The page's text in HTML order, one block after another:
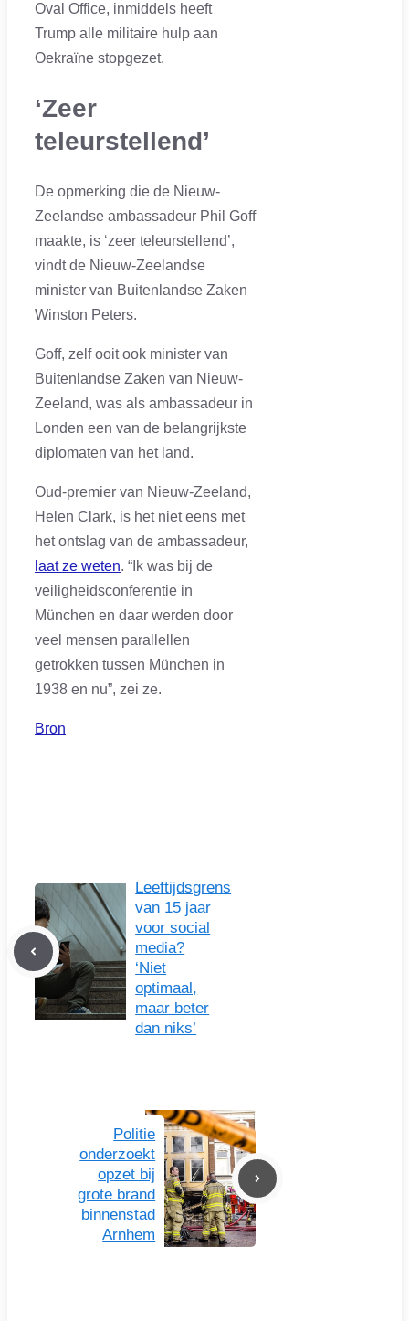
Oval Office, inmiddels heeft
Trump alle militaire hulp aan
Oekraïne stopgezet.
‘Zeer
teleurstellend’
De opmerking die de Nieuw-
Zeelandse ambassadeur Phil Goff
maakte, is ‘zeer teleurstellend’,
vindt de Nieuw-Zeelandse
minister van Buitenlandse Zaken
Winston Peters.
Goff, zelf ooit ook minister van
Buitenlandse Zaken van Nieuw-
Zeeland, was als ambassadeur in
Londen een van de belangrijkste
diplomaten van het land.
Oud-premier van Nieuw-Zeeland,
Helen Clark, is het niet eens met
het ontslag van de ambassadeur,
laat ze weten. “Ik was bij de
veiligheidsconferentie in
München en daar werden door
veel mensen parallellen
getrokken tussen München in
1938 en nu”, zei ze.
Bron
Leeftijdsgrens
van 15 jaar
voor social
media?
‘Niet
optimaal,
maar beter
dan niks’
Politie
onderzoekt
opzet bij
grote brand
binnenstad
Arnhem